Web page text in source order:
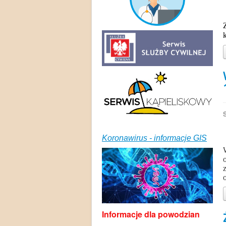
Koronawirus - informacje GIS
Informacje dla powodzian